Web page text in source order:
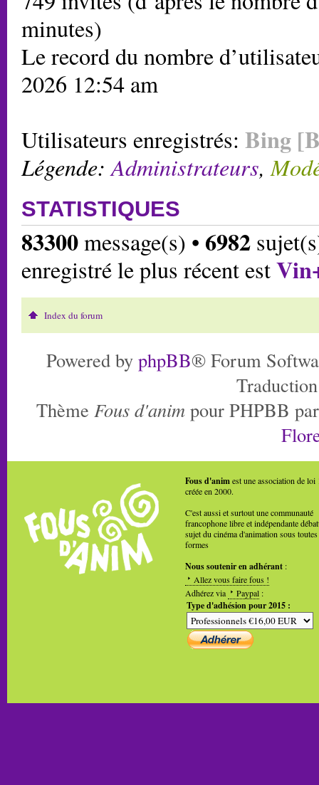
minutes)
Le record du nombre
2026 12:54 am
Utilisateurs enregistrés: Bing
Légende:Administrateurs,
STATISTIQUES
83300message(s) • 6982
enregistré le plus récent est
Index du forum
Powered by phpBB® Forum
Thème Fous d'anim pour PHPBB
Fous d'animest une association de loi
créée en 2000.
C'est aussi et surtout une communauté
francophone libre et indépendante
sujet du cinéma d'animation sous toutes
formes
Nous soutenir en adhérant :
Allez vous faire fous !
Adhérez via
Paypal :
Type d'adhésion pour 2015 :